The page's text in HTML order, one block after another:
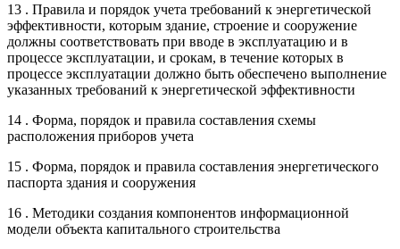
13 . Правила и порядок учета требований к энергетической
эффективности, которым здание, строение и сооружение
должны соответствовать при вводе в эксплуатацию и в
процессе эксплуатации, и срокам, в течение которых в
процессе эксплуатации должно быть обеспечено выполнение
указанных требований к энергетической эффективности
14 . Форма, порядок и правила составления схемы
расположения приборов учета
15 . Форма, порядок и правила составления энергетического
паспорта здания и сооружения
16 . Методики создания компонентов информационной
модели объекта капитального строительства